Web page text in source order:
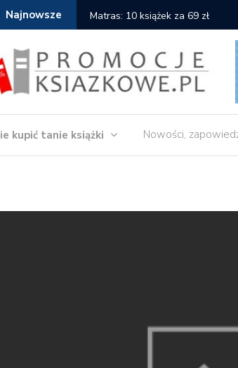
Najnowsze Matras: 10 książek za 69 zł
kupić tanie książki Nowości,